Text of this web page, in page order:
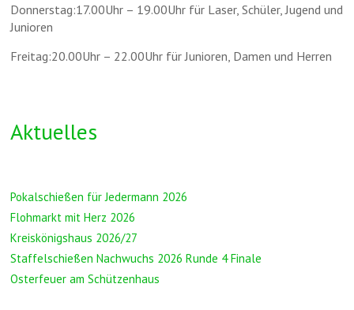
Donnerstag:17.00Uhr – 19.00Uhr für Laser, Schüler, Jugend und
Junioren
Freitag:20.00Uhr – 22.00Uhr für Junioren, Damen und Herren
Aktuelles
Pokalschießen für Jedermann 2026
Flohmarkt mit Herz 2026
Kreiskönigshaus 2026/27
Staffelschießen Nachwuchs 2026 Runde 4 Finale
Osterfeuer am Schützenhaus